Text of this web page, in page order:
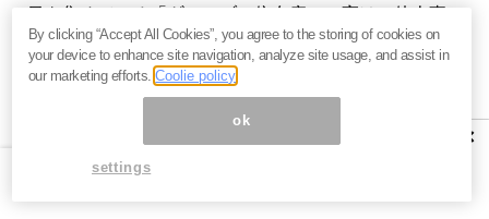
目を集めている「ギャンブル依存症」。実は、他人事
ではなく誰にでもなる可能性がある。
ベンナビ債務整理が発表した借金の実態調査による
と、4人に1人は借金経験ありとの回答が集まった。主
×
By clicking “Accept All Cookies”, you agree to the storing of cookies on
your device to enhance site navigation, analyze site usage, and assist in
our marketing efforts.Coolie policy
ok
settings